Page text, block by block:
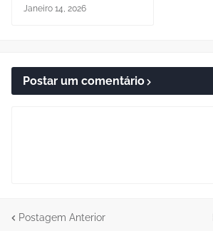
Janeiro 14, 2026
Postar um comentário
Postagem Anterior